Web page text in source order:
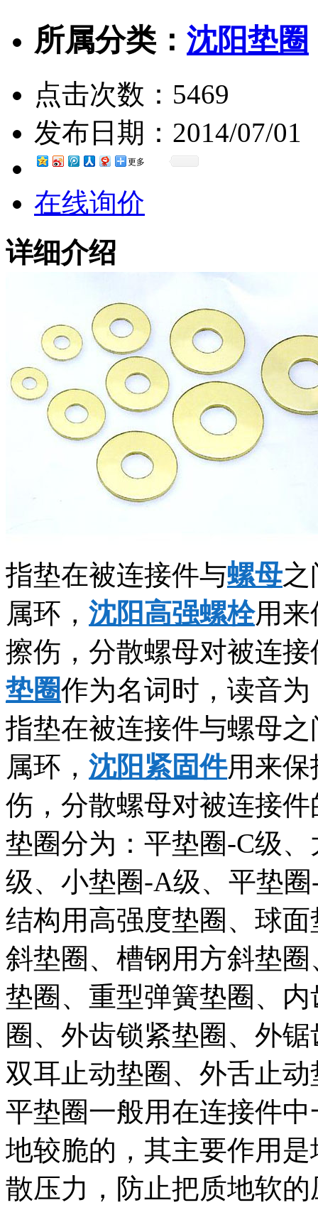
所属分类： 沈阳垫圈
点击次数： 5469
发布日期： 2014/07/01
更多
在线询价
详细介绍
指垫在被连接件与螺母
属环， 沈阳高强螺栓用来
擦伤，分散螺母对被连
垫圈作为名词时，读音
指垫在被连接件与螺母
属环， 沈阳紧固件用来保
伤，分散螺母对被连接
垫圈分为：平垫圈-C级
级、小垫圈-A级、平垫
结构用高强度垫圈、球
斜垫圈、槽钢用方斜垫
垫圈、重型弹簧垫圈、
圈、外齿锁紧垫圈、外
双耳止动垫圈、外舌止
平垫圈一般用在连接件
地较脆的，其主要作用
散压力，防止把质地软